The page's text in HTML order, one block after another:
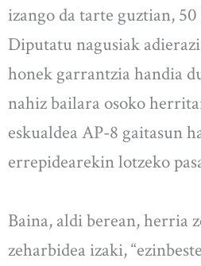
izango da tarte guztian,
Diputatu nagusiak
honek garrantzia handia
nahiz bailara osoko
eskualdea AP-8 gaitasun
errepidearekin lotzeko
Baina, aldi berean, herria
zeharbidea izaki,